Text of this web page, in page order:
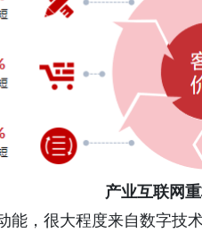
产业互联网
能，很大程度来自数字技